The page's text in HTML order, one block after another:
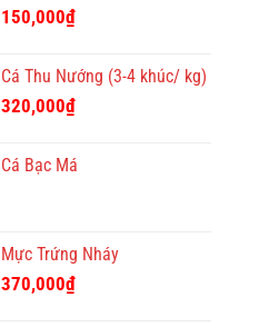
150,000₫
Cá Thu Nướng (3-4 khúc/ kg)
320,000₫
Cá Bạc Má
Mực Trứng Nháy
370,000₫